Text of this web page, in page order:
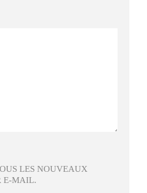
LES NOUVEAUX
E-MAIL.